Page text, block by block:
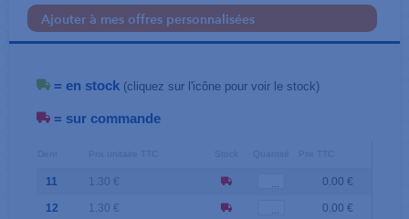
Ajouter à mes offres personnalisées
= en stock (cliquez sur l'icône pour voir le stock)
= sur commande
11 1.30 € 0.00 €
12 1.30 € 0.00 €